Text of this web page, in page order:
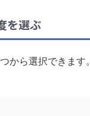
を選ぶ
から選択できます。